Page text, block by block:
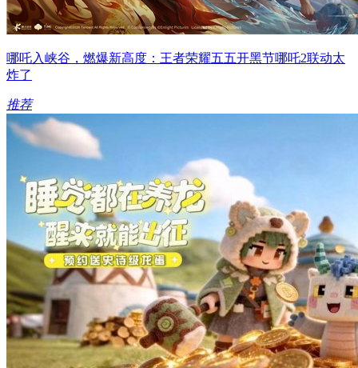
哪吒入峡谷，燃爆新高度：王者荣耀五五开黑节哪吒2联动太
炸了
推荐